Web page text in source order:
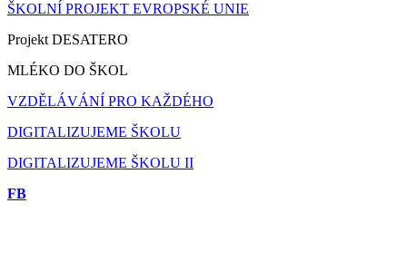
ŠKOLNÍ PROJEKT EVROPSKÉ UNIE
Projekt DESATERO
MLÉKO DO ŠKOL
VZDĚLÁVÁNÍ PRO KAŽDÉHO
DIGITALIZUJEME ŠKOLU
DIGITALIZUJEME ŠKOLU II
FB